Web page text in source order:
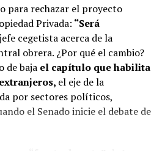
para rechazar el proyecto
Privada: “Será
cegetista acerca de la
obrera. ¿Por qué el cambio?
de baja el capítulo que habilita
, el eje de la
por sectores políticos,
el Senado inicie el debate de